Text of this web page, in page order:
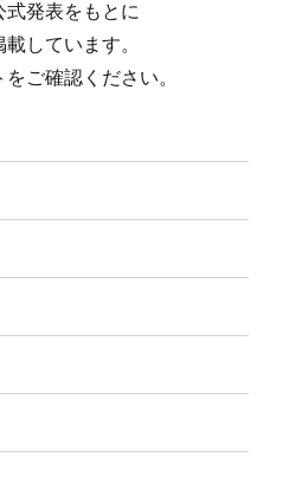
発表をもとに
しています。
ご確認ください。